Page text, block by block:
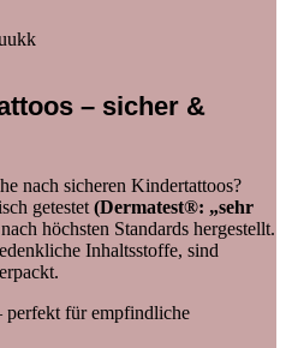
– sicher &
nach sicheren Kindertattoos?
getestet (Dermatest®: „sehr
höchsten Standards hergestellt.
Inhaltsstoffe, sind
für empfindliche